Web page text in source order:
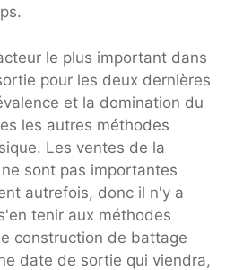
le plus important dans
pour les deux dernières
et la domination du
les autres méthodes
Les ventes de la
sont pas importantes
autrefois, donc il n'y a
tenir aux méthodes
construction de battage
date de sortie qui viendra,